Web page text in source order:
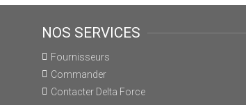
NOS SERVICES
Fournisseurs
Commander
Contacter Delta Force